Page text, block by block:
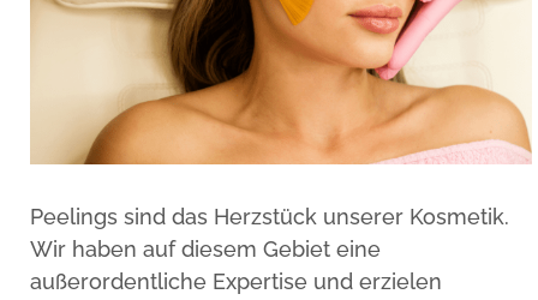
Peelings sind das Herzstück unserer Kosmetik.
Wir haben auf diesem Gebiet eine
außerordentliche Expertise und erzielen